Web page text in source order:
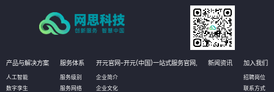
产品与解决方案
人工智能
数字孪生
服务体系
服务级别
服务网络
开元官网-开元(中国)一站式服务官网,
企业简介
企业文化
新闻资讯 加入我们
招聘岗位
联系方式